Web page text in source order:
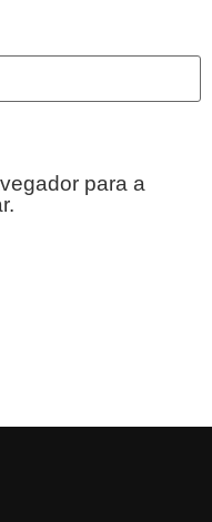
para a